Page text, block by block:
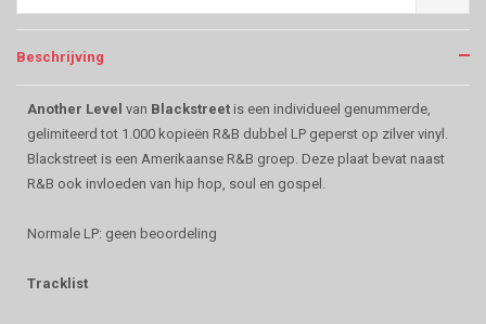
Beschrijving
Another Level van Blackstreet is een individueel genummerde,
gelimiteerd tot 1.000 kopieën R&B dubbel LP geperst op zilver vinyl.
Blackstreet is een Amerikaanse R&B groep. Deze plaat bevat naast
R&B ook invloeden van hip hop, soul en gospel.
Normale LP: geen beoordeling
Tracklist